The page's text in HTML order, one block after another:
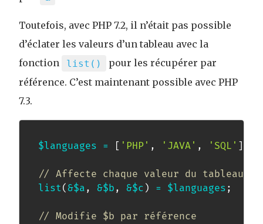
Toutefois, avec PHP 7.2, il n’était pas possible
d’éclater les valeurs d’un tableau avec la
fonction
list()
pour les récupérer par
référence. C’est maintenant possible avec PHP
7.3.
$languages = [ 'PHP' , 'JAVA' , 'SQL' ]
// Affecte chaque valeur du tableau à
list( &$a , &$b , &$c ) = $languages ;
// Modifie $b par référence